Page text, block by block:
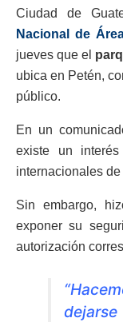
Ciudad de
Nacional de
jueves que el
ubica en Petén,
público.
En un
existe un
internacionales
Sin embargo,
exponer su
autorización